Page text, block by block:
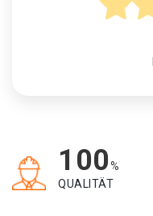
100%
QUALITÄT